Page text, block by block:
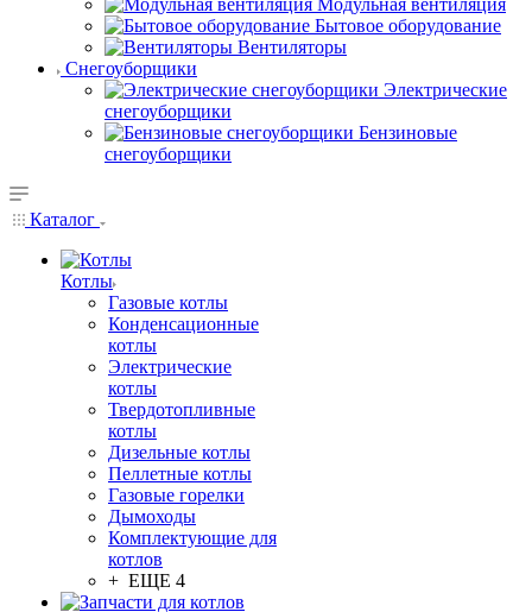
Модульная вентиляция
Бытовое оборудование
Вентиляторы
Снегоуборщики
Электрические
снегоуборщики
Бензиновые
снегоуборщики
Каталог
Котлы
Газовые котлы
Конденсационные
котлы
Электрические
котлы
Твердотопливные
котлы
Дизельные котлы
Пеллетные котлы
Газовые горелки
Дымоходы
Комплектующие для
котлов
+ ЕЩЕ 4